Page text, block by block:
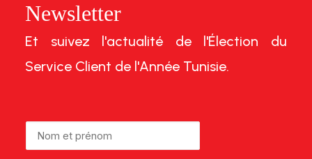
Newsletter
Et suivez l'actualité de l'Élection du
Service Client de l'Année Tunisie.